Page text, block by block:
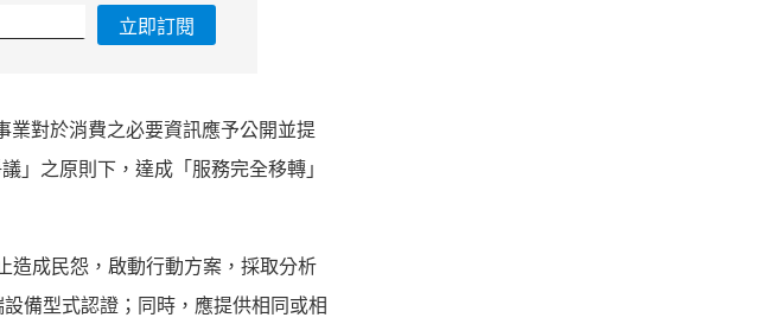
立即訂閱
業對於消費之必要資訊應予公開並提
」之原則下，達成「服務完全移轉」
造成民怨，啟動行動方案，採取分析
備型式認證；同時，應提供相同或相